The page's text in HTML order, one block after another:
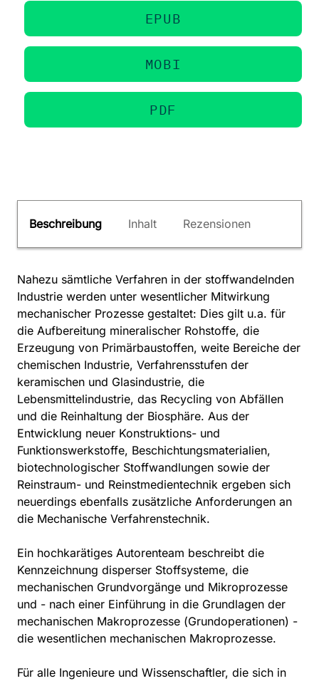
EPUB
MOBI
PDF
Beschreibung Inhalt Rezensionen
Nahezu sämtliche Verfahren in der stoffwandelnden
Industrie werden unter wesentlicher Mitwirkung
mechanischer Prozesse gestaltet: Dies gilt u.a. für
die Aufbereitung mineralischer Rohstoffe, die
Erzeugung von Primärbaustoffen, weite Bereiche der
chemischen Industrie, Verfahrensstufen der
keramischen und Glasindustrie, die
Lebensmittelindustrie, das Recycling von Abfällen
und die Reinhaltung der Biosphäre. Aus der
Entwicklung neuer Konstruktions- und
Funktionswerkstoffe, Beschichtungsmaterialien,
biotechnologischer Stoffwandlungen sowie der
Reinstraum- und Reinstmedientechnik ergeben sich
neuerdings ebenfalls zusätzliche Anforderungen an
die Mechanische Verfahrenstechnik.
Ein hochkarätiges Autorenteam beschreibt die
Kennzeichnung disperser Stoffsysteme, die
mechanischen Grundvorgänge und Mikroprozesse
und - nach einer Einführung in die Grundlagen der
mechanischen Makroprozesse (Grundoperationen) -
die wesentlichen mechanischen Makroprozesse.
Für alle Ingenieure und Wissenschaftler, die sich in